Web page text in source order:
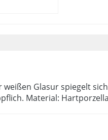
Glasur spiegelt
Material: